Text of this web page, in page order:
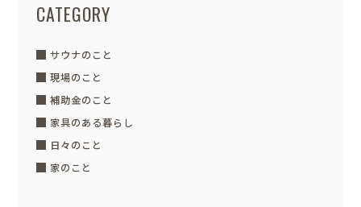
CATEGORY
サウナのこと
現場のこと
補助金のこと
家具のある暮らし
日々のこと
家のこと